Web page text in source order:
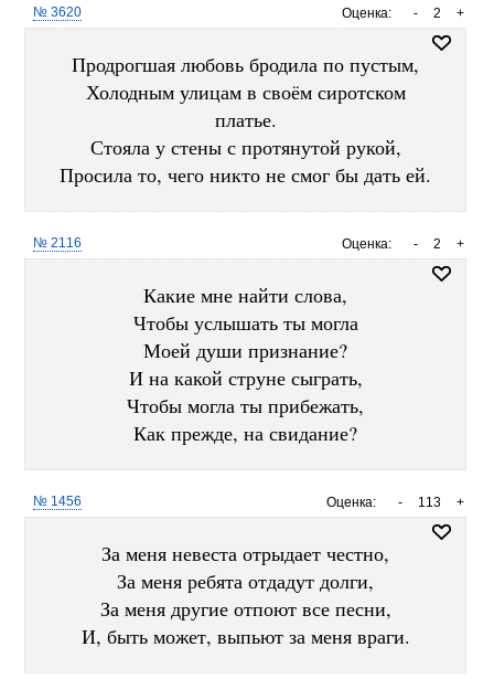
Оценка: +
2
-
№ 3620
Продрогшая любовь бродила по пустым,
Холодным улицам в своём сиротском
платье.
Стояла у стены с протянутой рукой,
Просила то, чего никто не смог бы дать ей.
Оценка: +
2
-
№ 2116
Какие мне найти слова,
Чтобы услышать ты могла
Моей души признание?
И на какой струне сыграть,
Чтобы могла ты прибежать,
Как прежде, на свидание?
Оценка: +
113
-
№ 1456
За меня невеста отрыдает честно,
За меня ребята отдадут долги,
За меня другие отпоют все песни,
И, быть может, выпьют за меня враги.